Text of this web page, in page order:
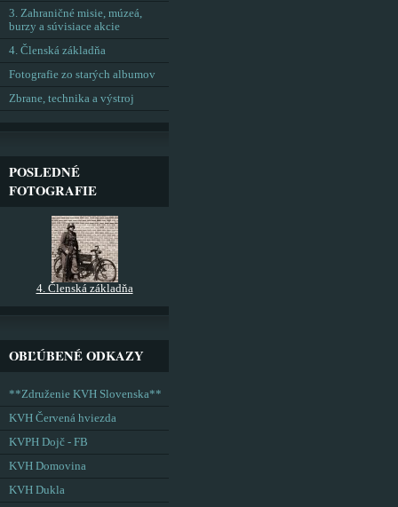
3. Zahraničné misie, múzeá,
burzy a súvisiace akcie
4. Členská základňa
Fotografie zo starých albumov
Zbrane, technika a výstroj
POSLEDNÉ
FOTOGRAFIE
4. Členská základňa
OBĽÚBENÉ ODKAZY
**Združenie KVH Slovenska**
KVH Červená hviezda
KVPH Dojč - FB
KVH Domovina
KVH Dukla